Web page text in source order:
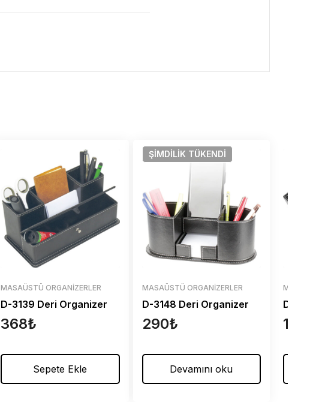
MASAÜSTÜ ORGANIZERLER
D-3139 Deri Organizer
368₺
Sepete Ekle
ŞIMDILIK TÜKENDI
MASAÜSTÜ ORGANIZERLER
D-3148 Deri Organizer
290₺
Devamını oku
D-3135
180